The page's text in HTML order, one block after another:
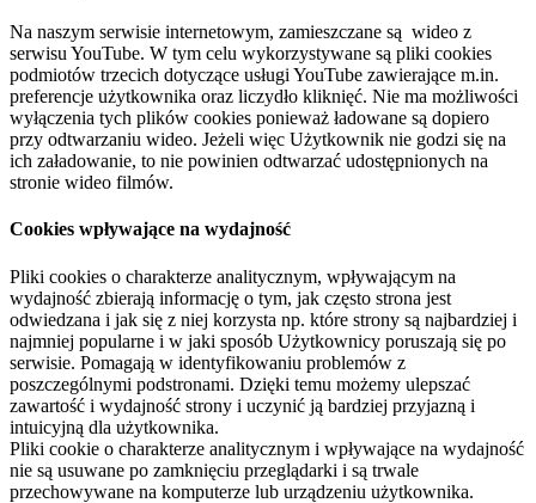
Na naszym serwisie internetowym, zamieszczane są wideo z
serwisu YouTube. W tym celu wykorzystywane są pliki cookies
podmiotów trzecich dotyczące usługi YouTube zawierające m.in.
preferencje użytkownika oraz liczydło kliknięć. Nie ma możliwości
wyłączenia tych plików cookies ponieważ ładowane są dopiero
przy odtwarzaniu wideo. Jeżeli więc Użytkownik nie godzi się na
ich załadowanie, to nie powinien odtwarzać udostępnionych na
stronie wideo filmów.
Cookies wpływające na wydajność
Pliki cookies o charakterze analitycznym, wpływającym na
wydajność zbierają informację o tym, jak często strona jest
odwiedzana i jak się z niej korzysta np. które strony są najbardziej i
najmniej popularne i w jaki sposób Użytkownicy poruszają się po
serwisie. Pomagają w identyfikowaniu problemów z
poszczególnymi podstronami. Dzięki temu możemy ulepszać
zawartość i wydajność strony i uczynić ją bardziej przyjazną i
intuicyjną dla użytkownika.
Pliki cookie o charakterze analitycznym i wpływające na wydajność
nie są usuwane po zamknięciu przeglądarki i są trwale
przechowywane na komputerze lub urządzeniu użytkownika.